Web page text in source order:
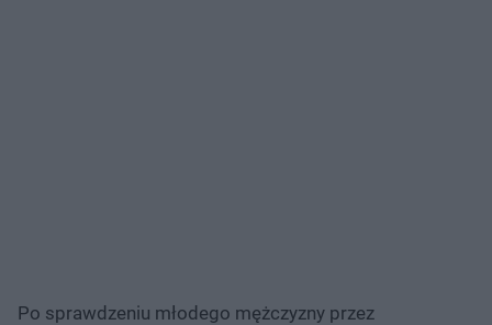
Po sprawdzeniu młodego mężczyzny przez